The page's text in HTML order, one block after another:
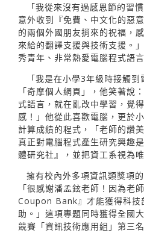
「我從來沒有過感恩節的習
意外收到『免費、中文化的惡
的兩個外國朋友捎來的祝福，
來給的翻譯支援與技術支援。
秀青年、非常熱愛電腦程式語
「我是在小學3年級時接觸
「奇摩個人網頁」，他笑著說
式語言，就在亂改中學習，覺
感！」他從此喜歡電腦，更於
計算成績的程式，「老師的讚
真正對電腦程式產生研究興趣
體研究社』，並把資工系視為
擁有校內外多項資訊類獎項
「很感謝潘孟鉉老師！因為老
Coupon Bank』才能獲得科技
助。」這項專題同時獲得全國
競賽「資訊技術應用組」第三名